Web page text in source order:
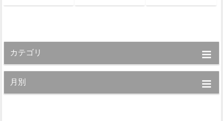
カテゴリ
月別